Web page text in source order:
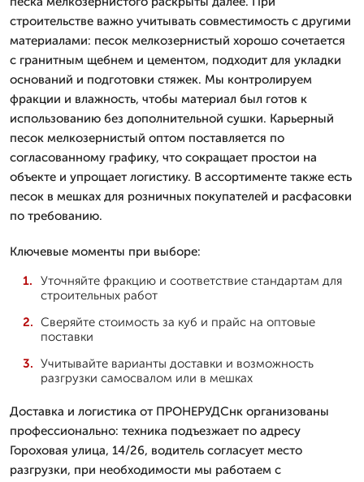
строительстве важно учитывать совместимость с другими
материалами: песок мелкозернистый хорошо сочетается
с гранитным щебнем и цементом, подходит для укладки
оснований и подготовки стяжек. Мы контролируем
фракции и влажность, чтобы материал был готов к
использованию без дополнительной сушки. Карьерный
песок мелкозернистый оптом поставляется по
согласованному графику, что сокращает простои на
объекте и упрощает логистику. В ассортименте также есть
песок в мешках для розничных покупателей и расфасовки
по требованию.
Ключевые моменты при выборе:
Уточняйте фракцию и соответствие стандартам для
строительных работ
Сверяйте стоимость за куб и прайс на оптовые
поставки
Учитывайте варианты доставки и возможность
разгрузки самосвалом или в мешках
Доставка и логистика от ПРОНЕРУДСнк организованы
профессионально: техника подъезжает по адресу
Гороховая улица, 14/26, водитель согласует место
разгрузки, при необходимости мы работаем с